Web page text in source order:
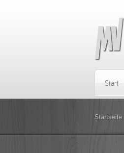
Start
Startseite